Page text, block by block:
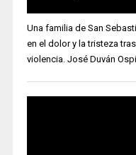
Una familia de San
en el dolor y la tristeza
violencia. José Duván